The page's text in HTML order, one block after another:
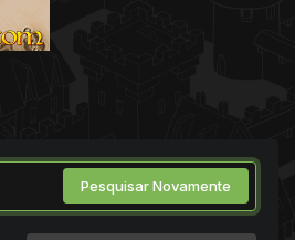
Pesquisar Novamente